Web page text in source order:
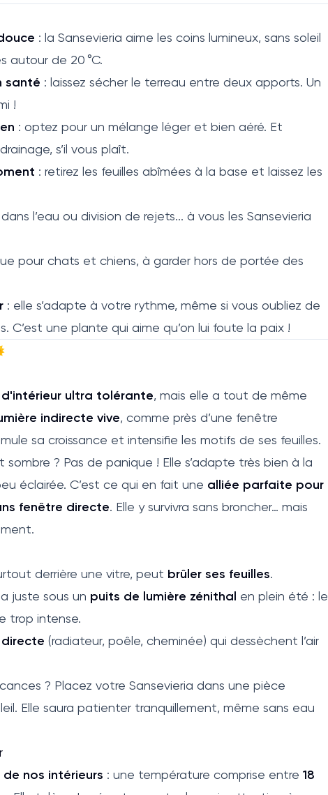
: la Sansevieria aime les coins lumineux, sans soleil
autour de 20 °C.
santé : laissez sécher le terreau entre deux apports. Un
!
: optez pour un mélange léger et bien aéré. Et
s’il vous plaît.
: retirez les feuilles abîmées à la base et laissez les
l’eau ou division de rejets... à vous les Sansevieria
pour chats et chiens, à garder hors de portée des
: elle s’adapte à votre rythme, même si vous oubliez de
C’est une plante qui aime qu’on lui foute la paix !
ultra tolérante, mais elle a tout de même
indirecte vive, comme près d’une fenêtre
sa croissance et intensifie les motifs de ses feuilles.
? Pas de panique ! Elle s’adapte très bien à la
éclairée. C’est ce qui en fait une alliée parfaite pour
fenêtre directe. Elle y survivra sans broncher… mais
derrière une vitre, peut brûler ses feuilles.
juste sous un puits de lumière zénithal en plein été : le
trop intense.
directe (radiateur, poêle, cheminée) qui dessèchent l’air
? Placez votre Sansevieria dans une pièce
Elle saura patienter tranquillement, même sans eau
nos intérieurs : une température comprise entre 18